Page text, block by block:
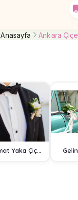
Anasayfa Ankara
Damat Yaka Çiçeği